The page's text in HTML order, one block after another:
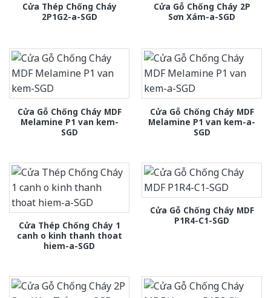
Cửa Thép Chống Cháy
2P1G2-a-SGD
Cửa Gỗ Chống Cháy 2P
Sơn Xám-a-SGD
Cửa Gỗ Chống Cháy MDF
Melamine P1 van kem-
SGD
Cửa Gỗ Chống Cháy MDF
Melamine P1 van kem-a-
SGD
Cửa Thép Chống Cháy 1
canh o kinh thanh thoat
hiem-a-SGD
Cửa Gỗ Chống Cháy MDF
P1R4-C1-SGD